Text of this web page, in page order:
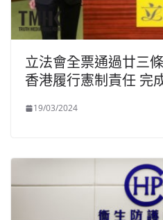
立法會全票通過廿三
香港履行憲制責任 完
19/03/2024